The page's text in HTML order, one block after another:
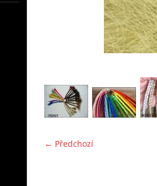
← Předchozí